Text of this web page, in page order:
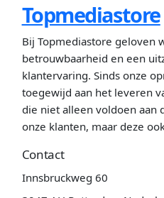
Topmediastore
Bij Topmediastore geloven
betrouwbaarheid en een
klantervaring. Sinds onze
toegewijd aan het leveren
die niet alleen voldoen aan
onze klanten, maar deze
Contact
Innsbruckweg 60